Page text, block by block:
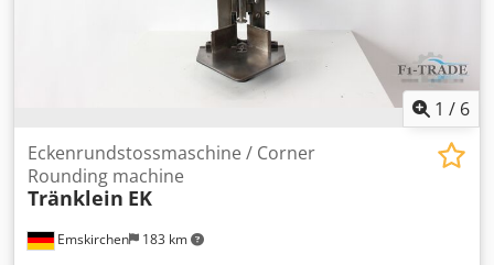
1 / 6
Emskirchen 183 km
Eckenrundstossmaschine / Corner
Rounding machine
Tränklein EK